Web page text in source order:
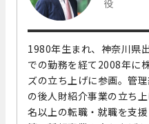
役
1980年生まれ、神奈川県
での勤務を経て2008年に
ズの立ち上げに参画。管
の後人財紹介事業の立ち
名以上の転職・就職を支